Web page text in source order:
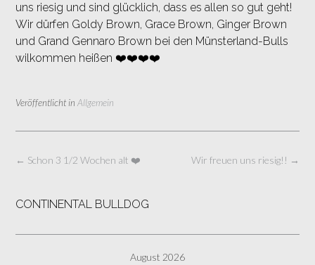
uns riesig und sind glücklich, dass es allen so gut geht!
Wir dürfen Goldy Brown, Grace Brown, Ginger Brown
und Grand Gennaro Brown bei den Münsterland-Bulls
wilkommen heißen ❤️❤️❤️❤️
Veröffentlicht in Allgemein
Beitragsnavigation Wir freuen uns riesig!! →
← Schon 3 1/2 Wochen alt ❤️
CONTINENTAL BULLDOG
August 2026